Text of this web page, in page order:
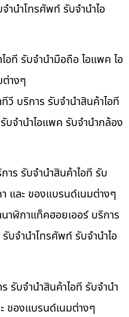
ำนำโทรศัพท์ รับจำนำไอ
อที รับจำนำมือถือ ไอแพค ไอ
างๆ
วี บริการ รับจำนำสินค้าไอที
จำนำไอแพค รับจำนำกล้อง
าร รับจำนำสินค้าไอที รับ
และ ของแบรนด์เนมต่างๆ
าฬิกาแท็คฮอยเออร์ บริการ
บจำนำโทรศัพท์ รับจำนำไอ
รับจำนำสินค้าไอที รับจำนำ
ของแบรนด์เนมต่างๆ